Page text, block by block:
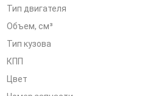
Тип двигателя
Объем, см³
Тип кузова
КПП
Цвет